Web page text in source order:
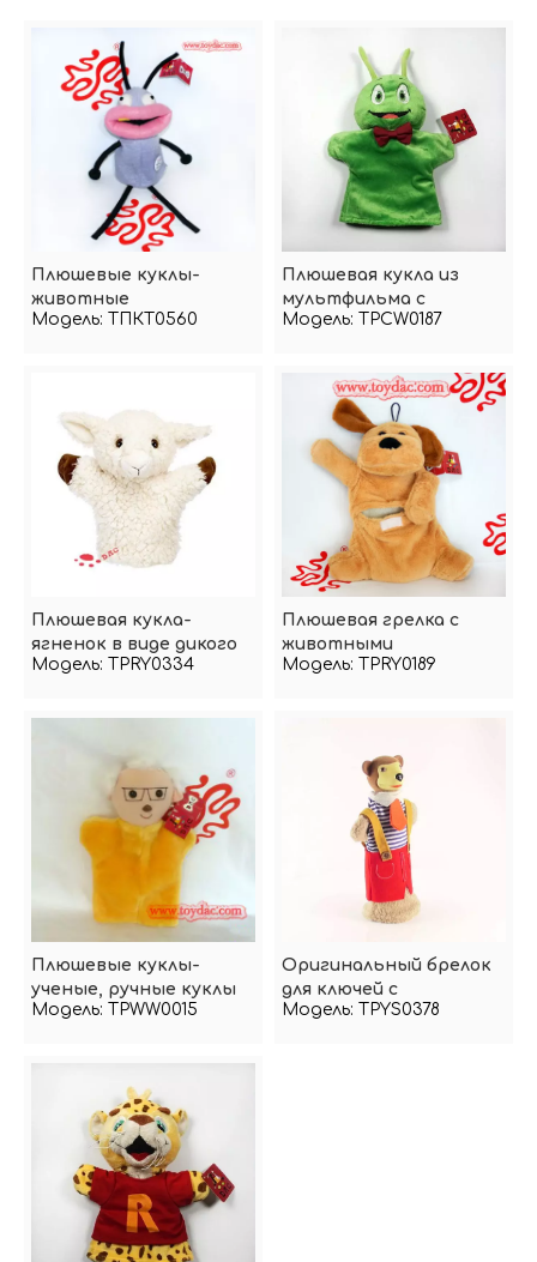
Плюшевые куклы-
животные
Модель: ТПКТ0560
Плюшевая кукла из
мультфильма с
изображением
Модель: TPCW0187
Плюшевая кукла-
ягненок в виде дикого
животного
Модель: TPRY0334
Плюшевая грелка с
животными
Модель: TPRY0189
Плюшевые куклы-
ученые, ручные куклы
Модель: TPWW0015
Оригинальный брелок
для ключей с
изображением
Модель: TPYS0378